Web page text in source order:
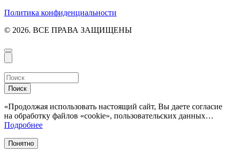
Политика конфиденциальности
© 2026. ВСЕ ПРАВА ЗАЩИЩЕНЫ
Поиск
«Продолжая использовать настоящий сайт, Вы даете согласие
на обработку файлов «cookie», пользовательских данных…
Подробнее
Понятно